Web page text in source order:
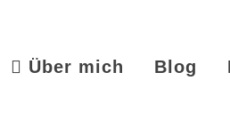
Über mich Blog